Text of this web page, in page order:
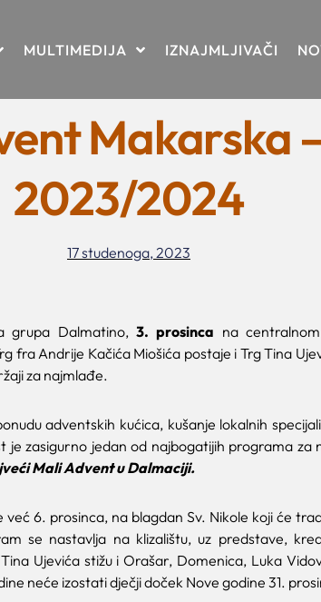
MULTIMEDIJA IZNAJMLJIVAČI
Makarska
2023/2024
17 studenoga, 2023
grupa Dalmatino,3. prosinca na
fra Andrije Kačića Miošića postaje i Trg Tina
za najmlađe.
adventskih kućica, kušanje lokalnih
je zasigurno jedan od najbogatijih programa za
Mali Advent u Dalmaciji.
već 6. prosinca, na blagdan Sv. Nikole koji će
se nastavlja na klizalištu, uz predstave,
Ujevića stižu i Orašar, Domenica, Luka
neće izostati dječji doček Nove godine 31.